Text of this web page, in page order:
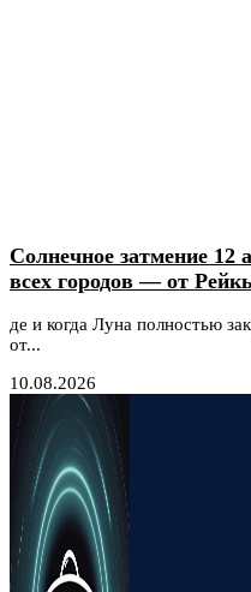
Солнечное затмение 12
всех городов — от
де и когда Луна полностью
от...
10.08.2026